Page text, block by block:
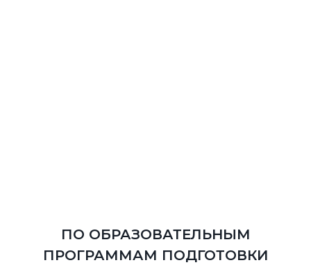
ПО ОБРАЗОВАТЕЛЬНЫМ
ПРОГРАММАМ ПОДГОТОВКИ